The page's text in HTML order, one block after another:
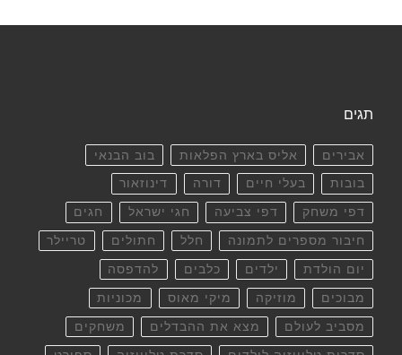
תגים
אבירים אליס בארץ הפלאות בוב הבנאי
בובות בעלי חיים דורה דינוזאור
דפי משחק דפי צביעה חגי ישראל חגים
חיבור מספרים לתמונה חלל חתולים טריילר
יום הולדת ילדים כלבים להדפסה
מבוכים מוזיקה מיקי מאוס מכוניות
מסביב לעולם מצא את ההבדלים משחקים